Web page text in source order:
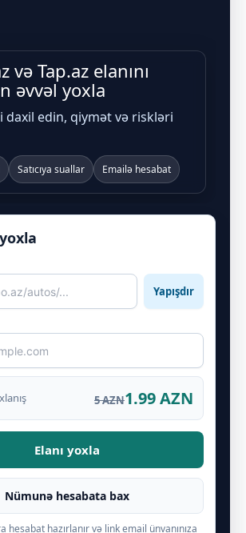
və Tap.az elanını
əvvəl yoxla
daxil edin, qiymət və riskləri
Satıcıya suallar Emailə hesabat
Yapışdır
5 AZN1.99 AZN
Elanı yoxla
Nümunə hesabata bax
hesabat hazırlanır və link email ünvanınıza